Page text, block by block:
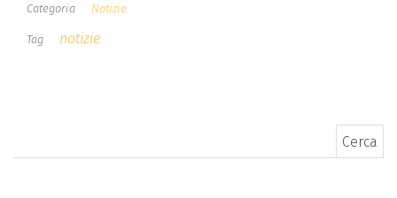
Categoria Notizie
Tag notizie